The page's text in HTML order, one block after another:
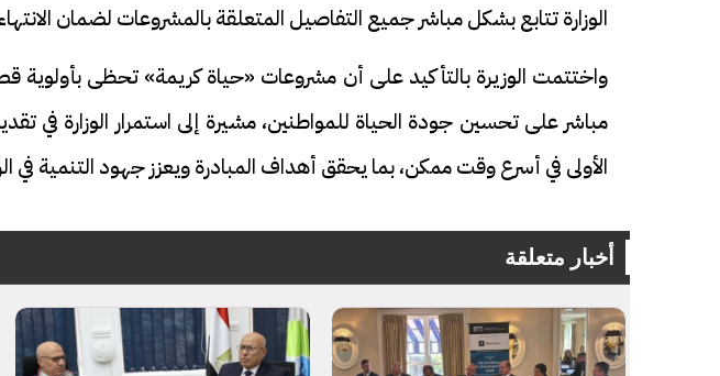
الوزارة تتابع بشكل مباشر جميع التفاصيل المتعلقة بالمشروعات لضمان
واختتمت الوزيرة بالتأكيد على أن مشروعات «حياة كريمة» تحظى بأولوية
مباشر على تحسين جودة الحياة للمواطنين، مشيرة إلى استمرار الوزارة في
الأولى في أسرع وقت ممكن، بما يحقق أهداف المبادرة ويعزز جهود التنمية في
أخبار متعلقة
الأربعة بقرية السعدية في الفيوم
افتتاح أكبر صرح ديني في القوصية..
تحفة معمارية بتكلفة تجاوزت 20